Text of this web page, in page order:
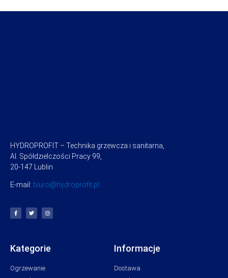
HYDROPROFIT – Technika grzewcza i sanitarna,
Al. Spółdzielczości Pracy 99,
20-147 Lublin
E-mail: biuro@hydroprofit.pl
Kategorie
Ogrzewanie
Informacje
Dostawa